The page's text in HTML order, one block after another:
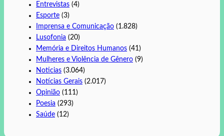
Entrevistas (4)
Esporte (3)
Imprensa e Comunicação (1.828)
Lusofonia (20)
Memória e Direitos Humanos (41)
Mulheres e Violência de Gênero (9)
Noticias (3.064)
Notícias Gerais (2.017)
Opinião (111)
Poesia (293)
Saúde (12)